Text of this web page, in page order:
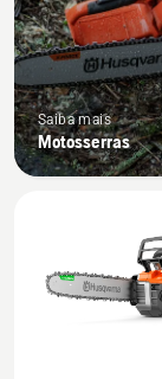
Saiba mais
Motosserras